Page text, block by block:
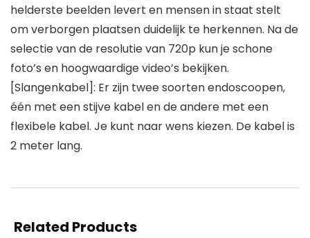
helderste beelden levert en mensen in staat stelt
om verborgen plaatsen duidelijk te herkennen. Na de
selectie van de resolutie van 720p kun je schone
foto’s en hoogwaardige video’s bekijken.
[Slangenkabel]: Er zijn twee soorten endoscoopen,
één met een stijve kabel en de andere met een
flexibele kabel. Je kunt naar wens kiezen. De kabel is
2 meter lang.
Related Products